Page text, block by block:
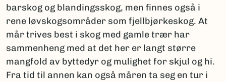
barskog og blandingsskog, men finnes også i
rene løvskogsområder som fjellbjørkeskog. At
mår trives best i skog med gamle trær har
sammenheng med at det her er langt større
mangfold av byttedyr og mulighet for skjul og hi.
Fra tid til annen kan også måren ta seg en tur i